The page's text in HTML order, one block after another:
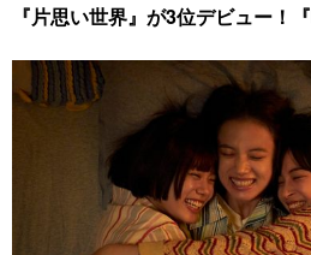
『片思い世界』が3位デビュー！